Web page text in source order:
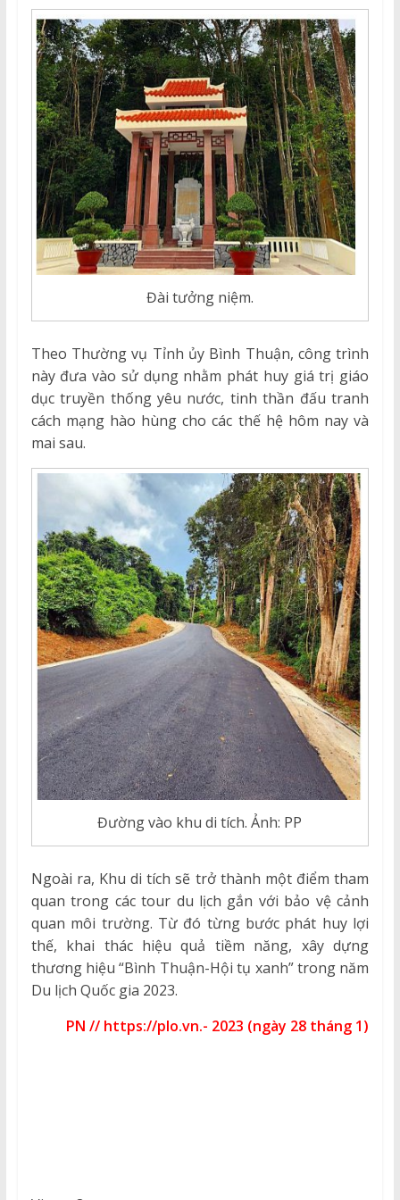
Đài tưởng niệm.
Theo Thường vụ Tỉnh ủy Bình Thuận, công trình
này đưa vào sử dụng nhằm phát huy giá trị giáo
dục truyền thống yêu nước, tinh thần đấu tranh
cách mạng hào hùng cho các thế hệ hôm nay và
mai sau.
Đường vào khu di tích. Ảnh: PP
Ngoài ra, Khu di tích sẽ trở thành một điểm tham
quan trong các tour du lịch gắn với bảo vệ cảnh
quan môi trường. Từ đó từng bước phát huy lợi
thế, khai thác hiệu quả tiềm năng, xây dựng
thương hiệu “Bình Thuận-Hội tụ xanh” trong năm
Du lịch Quốc gia 2023.
PN // https://plo.vn.- 2023 (ngày 28 tháng 1)